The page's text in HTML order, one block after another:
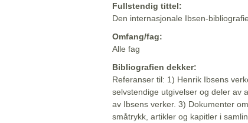
Fullstendig tittel:
Den internasjonale Ibsen-
Omfang/fag:
Alle fag
Bibliografien dekker:
Referanser til: 1) Henrik Ibsens
selvstendige utgivelser og deler av
av Ibsens verker. 3) Dokumenter
småtrykk, artikler og kapitler i